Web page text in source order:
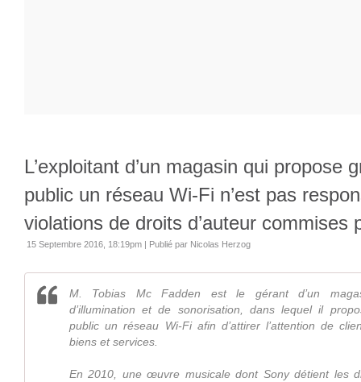
L’exploitant d’un magasin qui propose
public un réseau Wi-Fi n’est pas
violations de droits d’auteur commises
15 Septembre 2016, 18:19pm | Publié par Nicolas Herzog
M. Tobias Mc Fadden est le gérant d’un
d’illumination et de sonorisation, dans lequel il
public un réseau Wi-Fi afin d’attirer l’attention de
biens et services.
En 2010, une œuvre musicale dont Sony détient les